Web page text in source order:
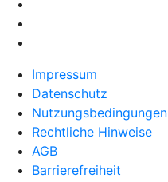
Impressum
Datenschutz
Nutzungsbedingungen
Rechtliche Hinweise
AGB
Barrierefreiheit